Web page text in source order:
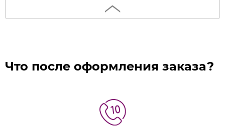
Что после оформления заказа?